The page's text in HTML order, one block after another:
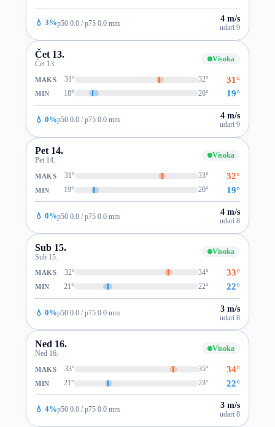
💧 3%p50 0.0 / p75 0.0 mm 4 m/s
udari 9
Čet 13.
Čet 13.
Visoka
MAKS 31° 32° 31°
MIN 18° 20° 19°
💧 0%p50 0.0 / p75 0.0 mm 4 m/s
udari 9
Pet 14.
Pet 14.
Visoka
MAKS 31° 33° 32°
MIN 19° 20° 19°
💧 0%p50 0.0 / p75 0.0 mm 4 m/s
udari 8
Sub 15.
Sub 15.
Visoka
MAKS 32° 34° 33°
MIN 21° 22° 22°
💧 0%p50 0.0 / p75 0.0 mm 3 m/s
udari 8
Ned 16.
Ned 16.
Visoka
MAKS 33° 35° 34°
MIN 21° 23° 22°
💧 4%p50 0.0 / p75 0.0 mm 3 m/s
udari 8